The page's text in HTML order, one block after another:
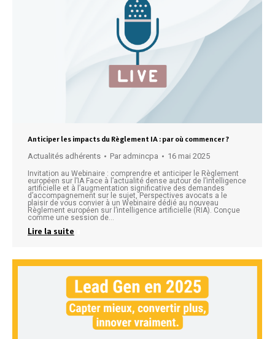
Anticiper les impacts du Règlement IA : par où commencer ?
Actualités adhérents Par admincpa 16 mai 2025
Invitation au Webinaire : comprendre et anticiper le Règlement
européen sur l’IA Face à l’actualité dense autour de l’intelligence
artificielle et à l’augmentation significative des demandes
d’accompagnement sur le sujet, Perspectives avocats a le
plaisir de vous convier à un Webinaire dédié au nouveau
Règlement européen sur l’intelligence artificielle (RIA). Conçue
comme une session de…
Lire la suite